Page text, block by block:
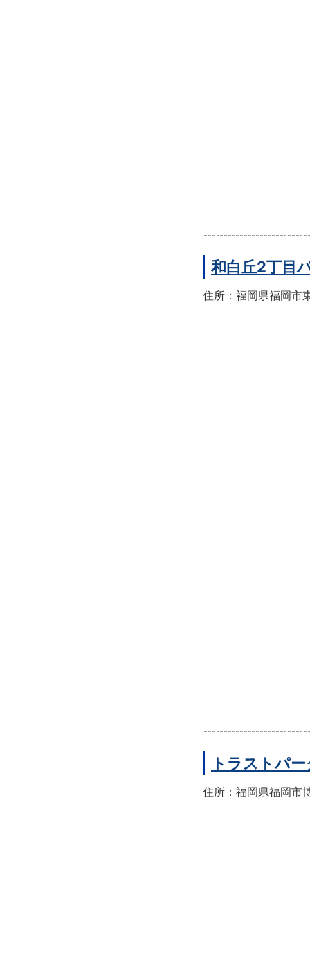
和白丘2丁目
住所：福岡県福岡市
トラストパ
住所：福岡県福岡市